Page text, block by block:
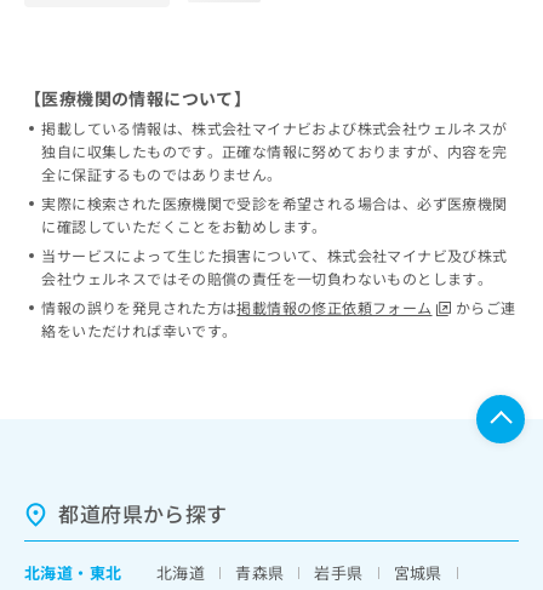
【医療機関の情報について】
掲載している情報は、株式会社マイナビおよび株式会社ウェルネスが
独自に収集したものです。正確な情報に努めておりますが、内容を完
全に保証するものではありません。
実際に検索された医療機関で受診を希望される場合は、必ず医療機関
に確認していただくことをお勧めします。
当サービスによって生じた損害について、株式会社マイナビ及び株式
会社ウェルネスではその賠償の責任を一切負わないものとします。
情報の誤りを発見された方は掲載情報の修正依頼フォーム
からご連
絡をいただければ幸いです。
都道府県から探す
北海道 ・ 東北 北海道 青森県 岩手県
宮城県